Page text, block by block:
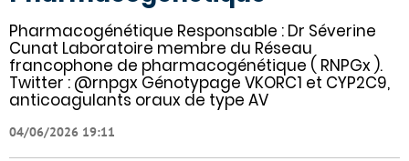
Pharmacogénétique Responsable : Dr Séverine
Cunat Laboratoire membre du Réseau
francophone de pharmacogénétique ( RNPGx ).
Twitter : @rnpgx Génotypage VKORC1 et CYP2C9,
anticoagulants oraux de type AV
04/06/2026 19:11